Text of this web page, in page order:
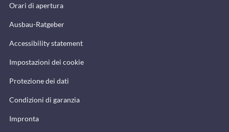
Orari di apertura
Ausbau-Ratgeber
Accessibility statement
Impostazioni dei cookie
Protezione dei dati
Condizioni di garanzia
Impronta